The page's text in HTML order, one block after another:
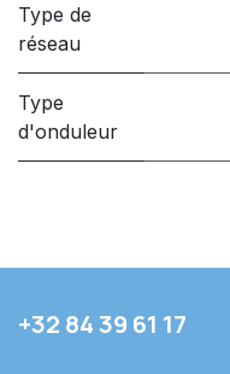
Type de
réseau
Type
d'onduleur
+32 84 39 61 17